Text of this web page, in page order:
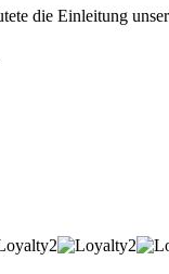
die Einleitung